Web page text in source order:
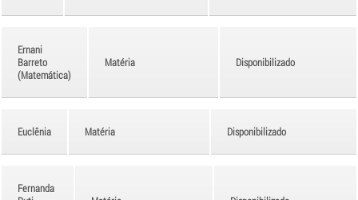
Ernani
Barreto
(Matemática)
Matéria Disponibilizado
Euclênia Matéria Disponibilizado
Fernanda